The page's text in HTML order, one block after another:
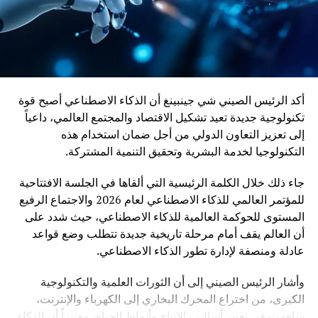
أكد الرئيس الصيني شي جينبينغ أن الذكاء الاصطناعي أصبح قوة
تكنولوجية جديدة تعيد تشكيل الاقتصاد والمجتمع العالمي، داعياً
إلى تعزيز التعاون الدولي من أجل ضمان استخدام هذه
التكنولوجيا لخدمة البشرية وتحقيق التنمية المشتركة.
جاء ذلك خلال الكلمة الرئيسية التي ألقاها في الجلسة الافتتاحية
للمؤتمر العالمي للذكاء الاصطناعي لعام 2026 والاجتماع الرفيع
المستوى للحوكمة العالمية للذكاء الاصطناعي، حيث شدد على
أن العالم يقف أمام مرحلة تاريخية جديدة تتطلب وضع قواعد
عادلة ومنصفة لإدارة تطور الذكاء الاصطناعي.
وأشار الرئيس الصيني إلى أن الثورات العلمية والتكنولوجية
الكبرى، من اختراع المحرك البخاري إلى الكهرباء والإنترنت،